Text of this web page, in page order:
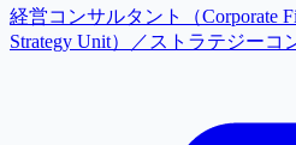
経営コンサルタント（Corporate
Strategy Unit）／ストラテジーコ